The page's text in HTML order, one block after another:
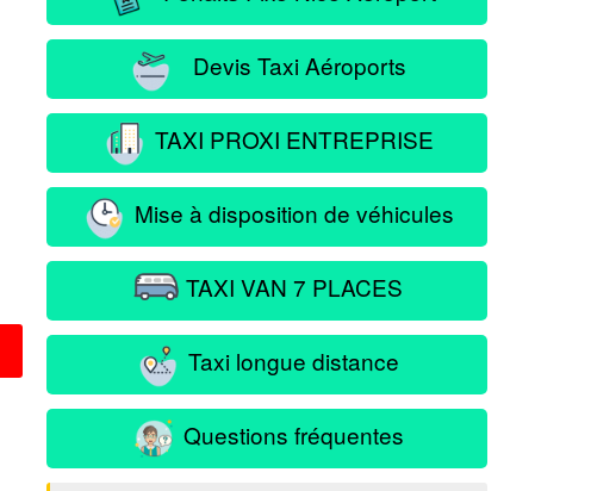
Devis Taxi Aéroports
TAXI PROXI ENTREPRISE
Mise à disposition de véhicules
TAXI VAN 7 PLACES
Taxi longue distance
Questions fréquentes